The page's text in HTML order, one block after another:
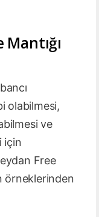
olabilmesi,
ve
için
Free
örneklerinden